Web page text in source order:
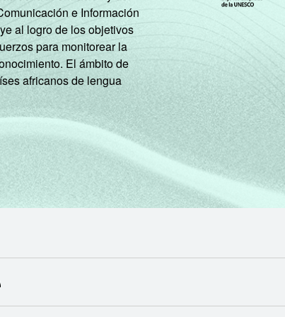
e Información
al logro de los objetivos
para monitorear la
El ámbito de
africanos de lengua
NOVA ABA)
EM NOVA ABA)
(ABRE EM NOVA ABA)
(ABRE EM NOVA ABA)
NIC.BR (ABRE EM NOVA ABA)
DO NIC.BR (ABRE EM NOVA ABA)
DO NIC.BR (ABRE EM NOVA ABA)
DO NIC.BR (ABRE EM NOVA ABA)